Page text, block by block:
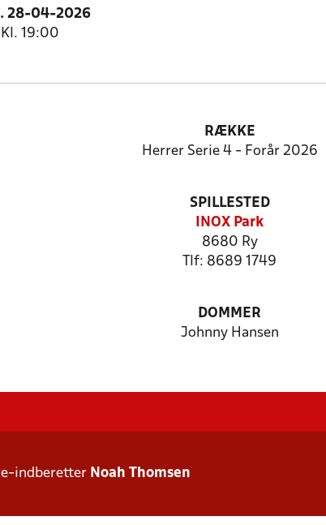
28-04-2026
Kl. 19:00
RÆKKE
Herrer Serie 4 - Forår 2026
SPILLESTED
INOX Park
8680 Ry
Tlf: 8689 1749
DOMMER
Johnny Hansen
indberetter Noah Thomsen